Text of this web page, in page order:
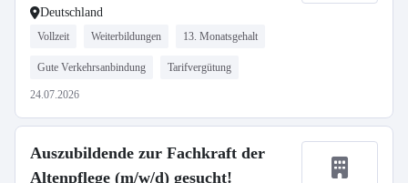
Oberhofen gesucht!
Deutschland
Vollzeit Weiterbildungen 13. Monatsgehalt
Gute Verkehrsanbindung Tarifvergütung
24.07.2026
Auszubildende zur Fachkraft der
Altenpflege (m/w/d) gesucht!